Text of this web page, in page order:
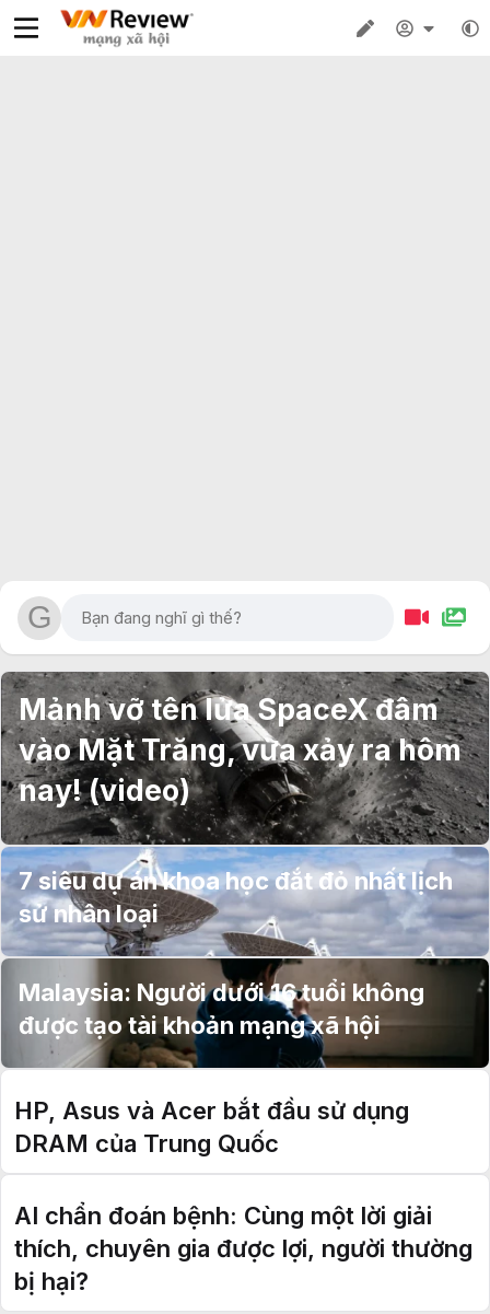
Mảnh vỡ tên lửa SpaceX đâm
vào Mặt Trăng, vừa xảy ra hôm
nay! (video)
7 siêu dự án khoa học đắt đỏ nhất lịch
sử nhân loại
Malaysia: Người dưới 16 tuổi không
được tạo tài khoản mạng xã hội
HP, Asus và Acer bắt đầu sử dụng
DRAM của Trung Quốc
AI chẩn đoán bệnh: Cùng một lời giải
thích, chuyên gia được lợi, người thường
bị hại?